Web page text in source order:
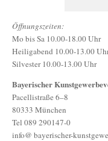
Öffnungszeiten:
Mo bis Sa 10.00-18.00 Uhr
Heiligabend 10.00-13.00
Silvester 10.00-13.00 Uhr
Bayerischer
Pacellistraße 6–8
80333 München
Tel 089 290147-0
info@ bayerischer-